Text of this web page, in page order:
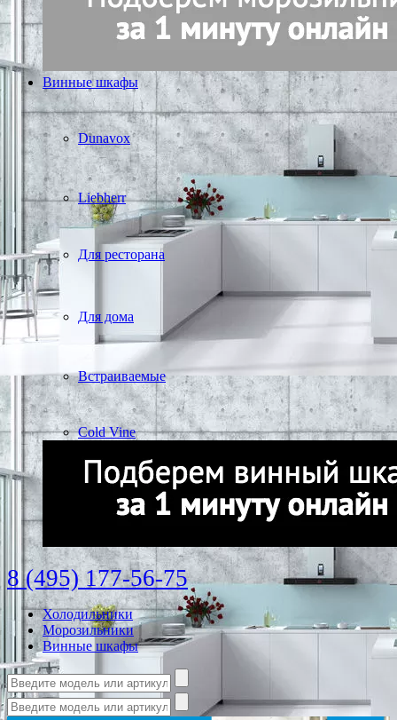
Винные шкафы
Dunavox
Liebherr
Для ресторана
Для дома
Встраиваемые
Cold Vine
8 (495) 177-56-75
Холодильники
Морозильники
Винные шкафы